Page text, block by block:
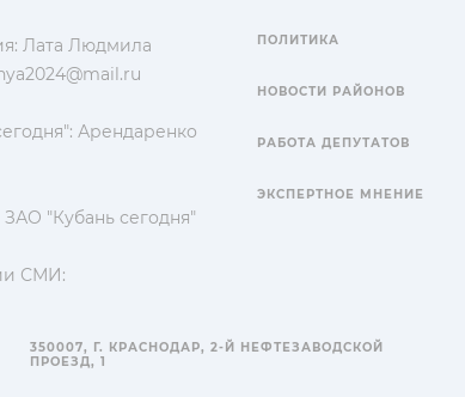
Лата Людмила
Арендаренко
"Кубань сегодня"
СМИ:
ПОЛИТИКА
НОВОСТИ РАЙОНОВ
РАБОТА ДЕПУТАТОВ
ЭКСПЕРТНОЕ МНЕНИЕ
350007, Г. КРАСНОДАР, 2-Й НЕФТЕЗАВОДСКОЙ
ПРОЕЗД, 1